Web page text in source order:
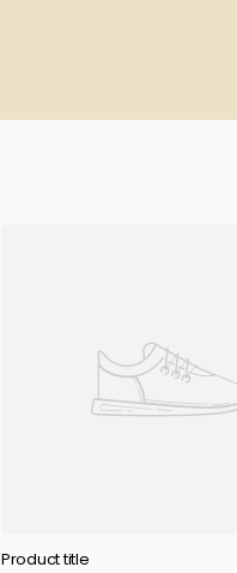
Product title